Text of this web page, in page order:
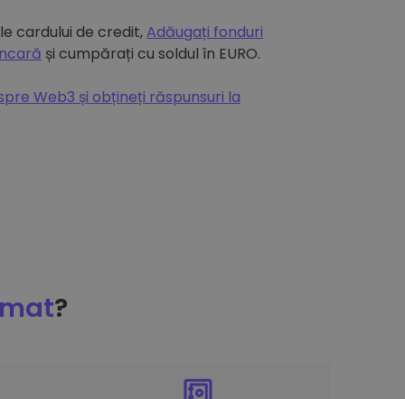
cardului de credit,Adăugați fonduri
și cumpărați cu soldul în EURO.
Web3 și obțineți răspunsuri la
?